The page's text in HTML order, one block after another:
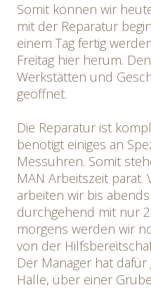
Somit können wir
mit der Reparatur
einem Tag fertig
Freitag hier herum.
Werkstätten und
geöffnet.
Die Reparatur ist
benötigt einiges an
Messuhren. Somit
MAN Arbeitszeit parat.
arbeiten wir bis
durchgehend mit nur
morgens werden wir
von der
Der Manager hat
Halle, über einer